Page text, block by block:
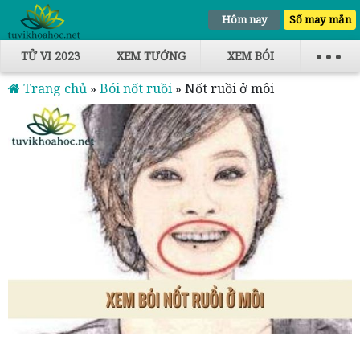
Hôm nay Số may mắn
TỬ VI 2023 XEM TƯỚNG XEM BÓI
Trang chủ » Bói nốt ruồi » Nốt ruồi ở môi